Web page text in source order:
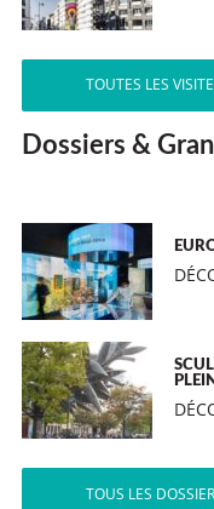
TOUTES LES
Dossiers &
TOUS LES